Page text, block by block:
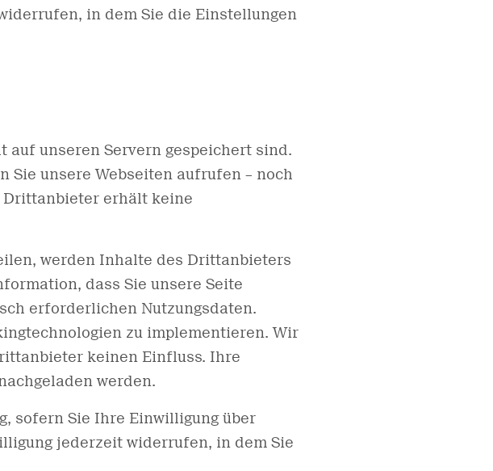
in dem Sie die Einstellungen
unseren Servern gespeichert sind.
Sie unsere Webseiten aufrufen – noch
erhält keine
werden Inhalte des Drittanbieters
dass Sie unsere Seite
erforderlichen Nutzungsdaten.
zu implementieren. Wir
keinen Einfluss. Ihre
werden.
sofern Sie Ihre Einwilligung über
jederzeit widerrufen, in dem Sie